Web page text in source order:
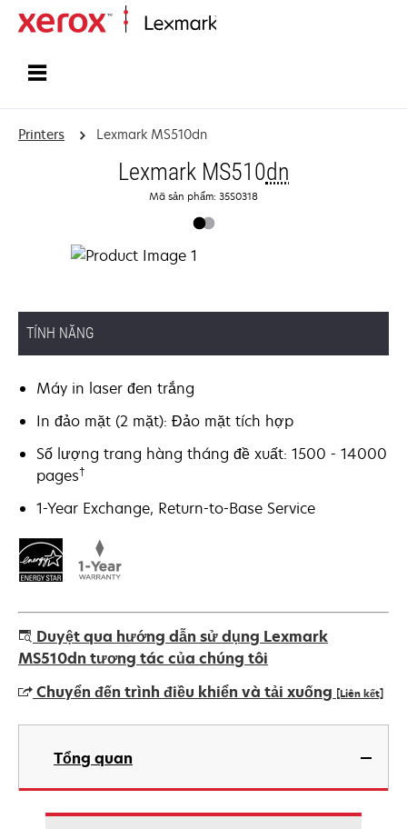
Printers Lexmark MS510dn
Lexmark MS510dn
Mã sản phẩm: 35S0318
TÍNH NĂNG
Máy in laser đen trắng
In đảo mặt (2 mặt): Đảo mặt tích hợp
Số lượng trang hàng tháng đề xuất: 1500 - 14000
pages†
1-Year Exchange, Return-to-Base Service
Duyệt qua hướng dẫn sử dụng Lexmark
MS510dn tương tác của chúng tôi
Chuyển đến trình điều khiển và tải xuống [Liên kết]
opens
new
Tổng quan